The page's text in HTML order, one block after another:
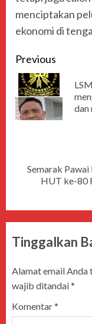
menciptakan
ekonomi di
Previous
dan
Semarak
HUT ke-80
Tinggalkan
Alamat email
wajib ditandai*
Komentar*